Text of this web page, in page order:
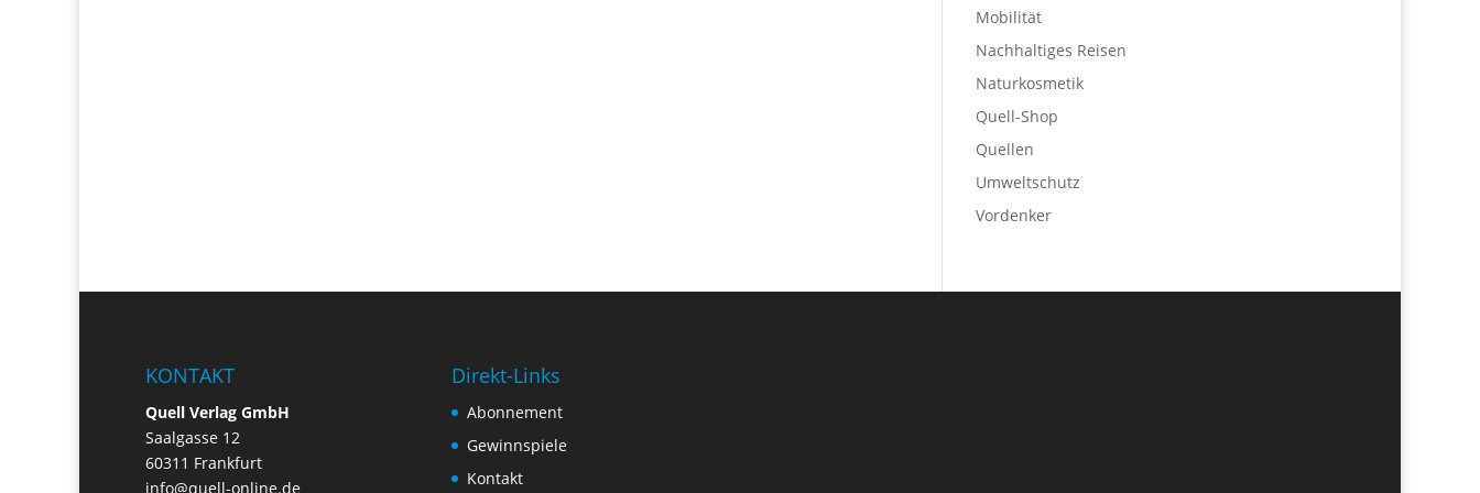
Mobilität
Nachhaltiges Reisen
Naturkosmetik
Quell-Shop
Quellen
Umweltschutz
Vordenker
KONTAKT
Quell Verlag GmbH
Saalgasse 12
60311 Frankfurt
info@quell-online.de
Direkt-Links
Abonnement
Gewinnspiele
Kontakt